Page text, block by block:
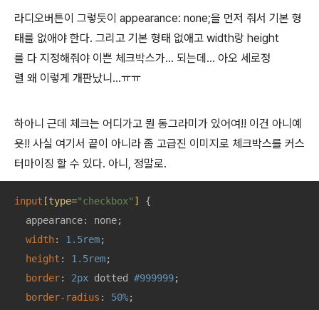
라디오버튼이 그렇듯이 appearance: none;을 먼저 줘서 기본 형
태를 없애야 한다. 그리고 기본 형태 없애고 width랑 height
를 다 지정해줘야 이쁜 체크박스가... 되는데... 아오 세로정
렬 왜 이렇게 개판났니...ㅠㅠ
하아니 근데 체크는 어디가고 뭔 동그라미가 있어여!! 이건 아니예
욧!! 사실 여기서 끝이 아니라 좀 고급진 이미지로 체크박스를 커스
터마이징 할 수 있다. 아니, 정말로.
input [type="checkbox" ]
{
  appearance: none;
width: 1.5rem;
height : 1.5rem;
border: 2px dotted #999999;
border-radius : 50%;